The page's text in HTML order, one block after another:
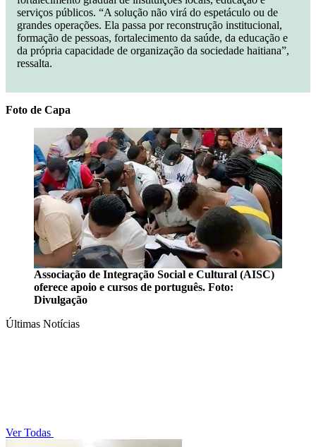
serviços públicos. “A solução não virá do espetáculo ou de
grandes operações. Ela passa por reconstrução institucional,
formação de pessoas, fortalecimento da saúde, da educação e
da própria capacidade de organização da sociedade haitiana”,
ressalta.
Foto de Capa
Associação de Integração Social e Cultural (AISC)
oferece apoio e cursos de português. Foto:
Divulgação
Últimas Notícias
Ver Todas